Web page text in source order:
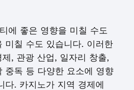
에 좋은 영향을 미칠 수도
미칠 수도 있습니다. 이러한
, 관광 산업, 일자리 창출,
중독 등 다양한 요소에 영향
다. 카지노가 지역 경제에